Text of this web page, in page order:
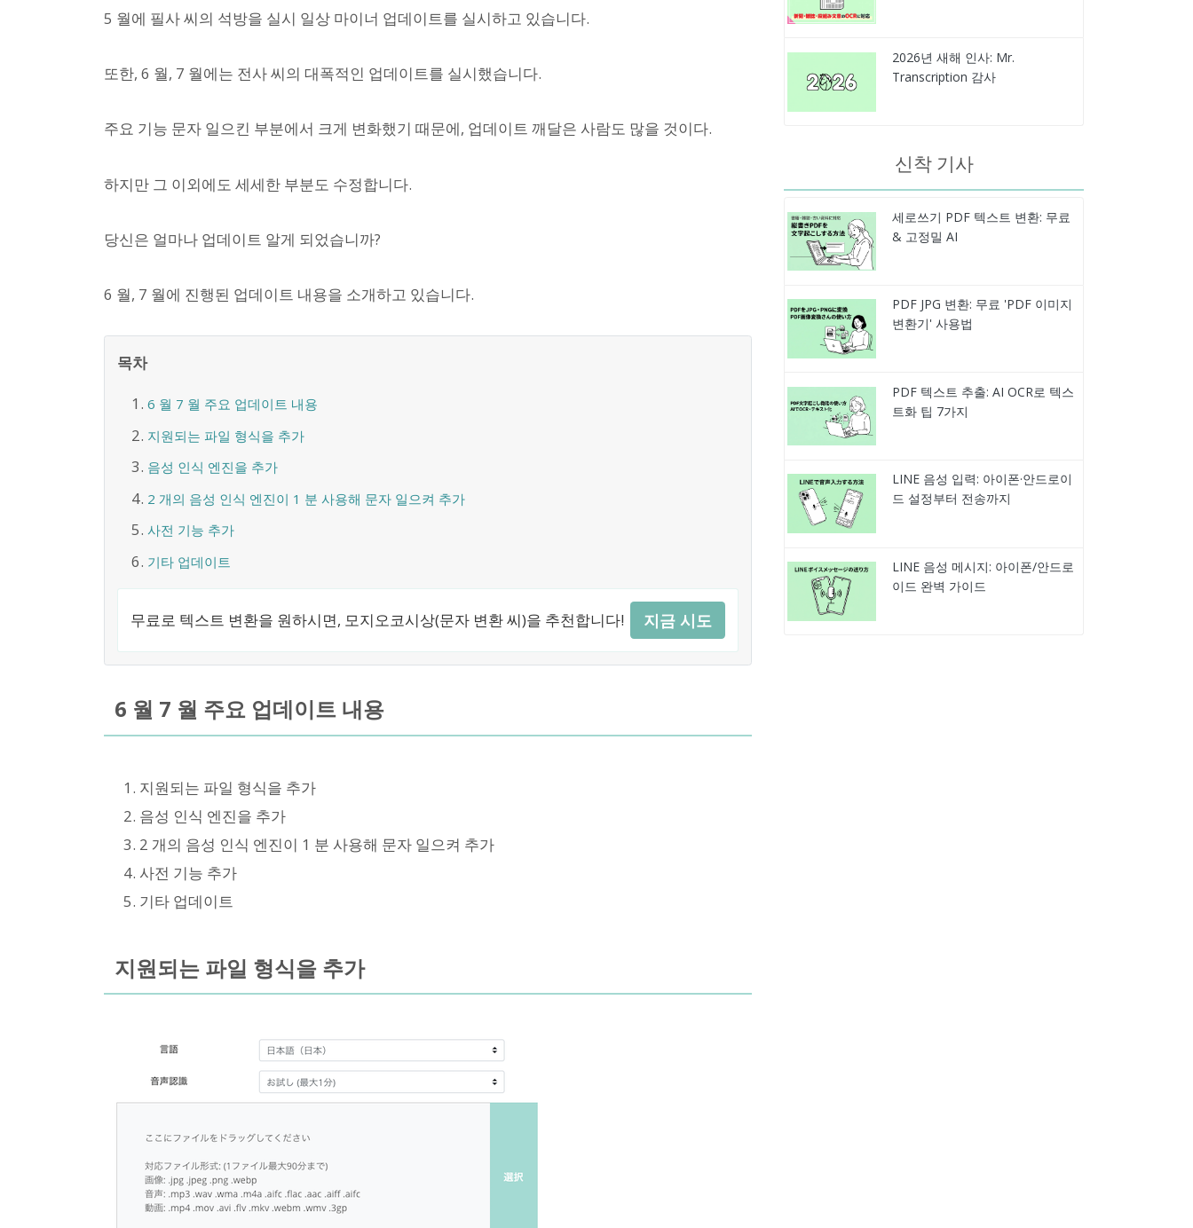
5 월에 필사 씨의 석방을 실시 일상 마이너 업데이트를 실시하고 있습니다.
또한, 6 월, 7 월에는 전사 씨의 대폭적인 업데이트를 실시했습니다.
주요 기능 문자 일으킨 부분에서 크게 변화했기 때문에, 업데이트 깨달은 사람도 많을 것이다.
하지만 그 이외에도 세세한 부분도 수정합니다.
당신은 얼마나 업데이트 알게 되었습니까?
6 월, 7 월에 진행된 업데이트 내용을 소개하고 있습니다.
목차
6 월 7 월 주요 업데이트 내용
지원되는 파일 형식을 추가
음성 인식 엔진을 추가
2 개의 음성 인식 엔진이 1 분 사용해 문자 일으켜 추가
사전 기능 추가
기타 업데이트
무료로 텍스트 변환을 원하시면, 모지오코시상(문자 변환 씨)을 추천합니다! 지금 시도
6 월 7 월 주요 업데이트 내용
지원되는 파일 형식을 추가
음성 인식 엔진을 추가
2 개의 음성 인식 엔진이 1 분 사용해 문자 일으켜 추가
사전 기능 추가
기타 업데이트
지원되는 파일 형식을 추가
2026년 새해 인사: Mr.
Transcription 감사
신착 기사
세로쓰기 PDF 텍스트 변환: 무료
& 고정밀 AI
PDF JPG 변환: 무료 'PDF 이미지
변환기' 사용법
PDF 텍스트 추출: AI OCR로 텍스
트화 팁 7가지
LINE 음성 입력: 아이폰·안드로이
드 설정부터 전송까지
LINE 음성 메시지: 아이폰/안드로
이드 완벽 가이드